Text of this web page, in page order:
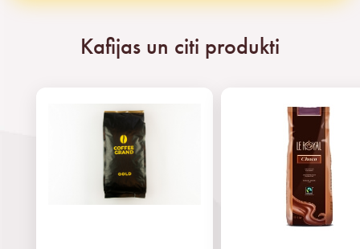
Kafijas un citi produkti